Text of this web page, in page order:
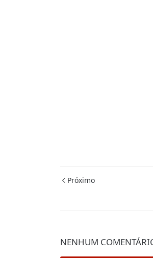
Próximo
NENHUM